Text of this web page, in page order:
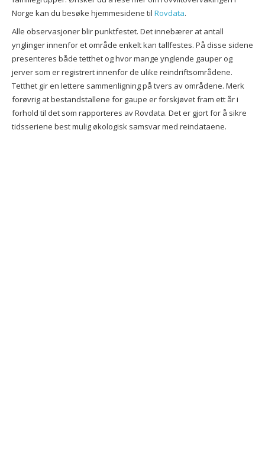
Norge kan du besøke hjemmesidene til Rovdata.
Alle observasjoner blir punktfestet. Det innebærer at antall
ynglinger innenfor et område enkelt kan tallfestes. På disse sidene
presenteres både tetthet og hvor mange ynglende gauper og
jerver som er registrert innenfor de ulike reindriftsområdene.
Tetthet gir en lettere sammenligning på tvers av områdene. Merk
forøvrig at bestandstallene for gaupe er forskjøvet fram ett år i
forhold til det som rapporteres av Rovdata. Det er gjort for å sikre
tidsseriene best mulig økologisk samsvar med reindataene.